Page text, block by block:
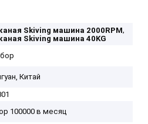
Skiving машина 2000RPM,
Skiving машина 40KG
Китай
100000 в месяц